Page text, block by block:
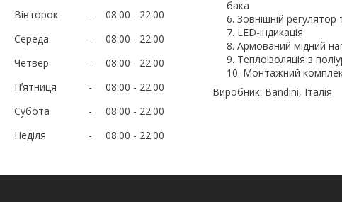
Вівторок
08:00
22:00
Середа
08:00
22:00
Четвер
08:00
22:00
Пʼятниця
08:00
22:00
Субота
08:00
22:00
Неділя
08:00 22:00
бака
Зовнішній
LED-індикація
Армований мідний
Теплоізоляція з
Монтажний
Виробник: Bandini, Італія